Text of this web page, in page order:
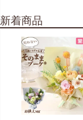
新着商品